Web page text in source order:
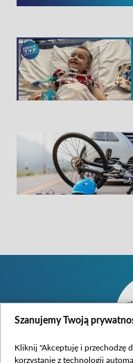
Szanujemy Twoją
Kliknij "Akceptuję i przechodzę
korzystanie z technologii